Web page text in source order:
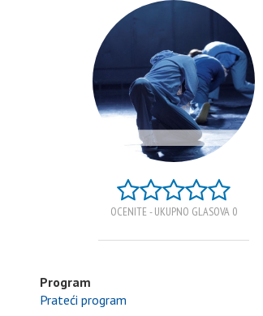
OCENITE - UKUPNO GLASOVA 0
Program
Prateći program